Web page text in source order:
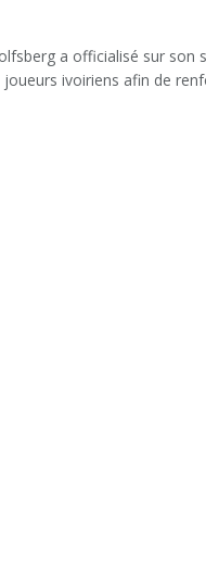
a officialisé sur son
ivoiriens afin de